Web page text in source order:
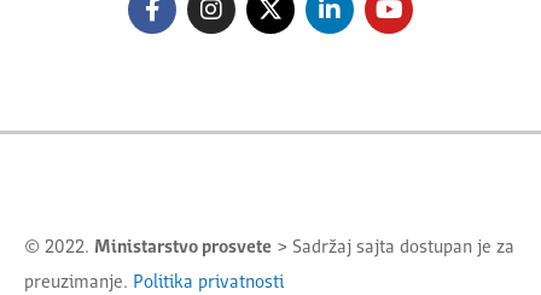
© 2022. Ministarstvo prosvete > Sadržaj sajta dostupan je za
preuzimanje. Politika privatnosti